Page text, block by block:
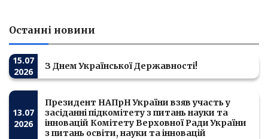
Останні новини
15.07
2026
З Днем Української Державності!
13.07
2026
Президент НАПрН України взяв участь у
засіданні підкомітету з питань науки та
інновацій Комітету Верховної Ради України
з питань освіти, науки та інновацій